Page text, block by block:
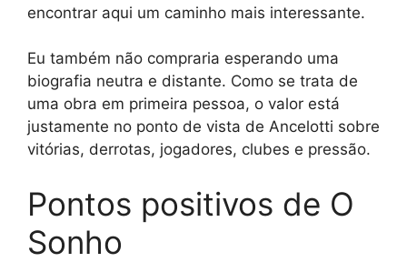
encontrar aqui um caminho mais interessante.
Eu também não compraria esperando uma
biografia neutra e distante. Como se trata de
uma obra em primeira pessoa, o valor está
justamente no ponto de vista de Ancelotti sobre
vitórias, derrotas, jogadores, clubes e pressão.
Pontos positivos de O
Sonho